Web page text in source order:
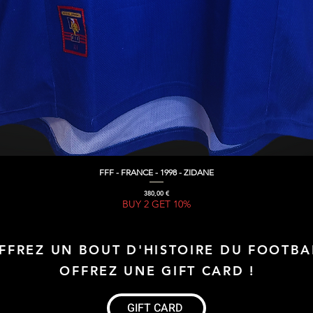
Aperçu rapide
FFF - FRANCE - 1998 - ZIDANE
Prix
380,00 €
BUY 2 GET 10%
UN BOUT D'HISTOIRE DU
OFFREZ UNE GIFT CARD !
GIFT CARD